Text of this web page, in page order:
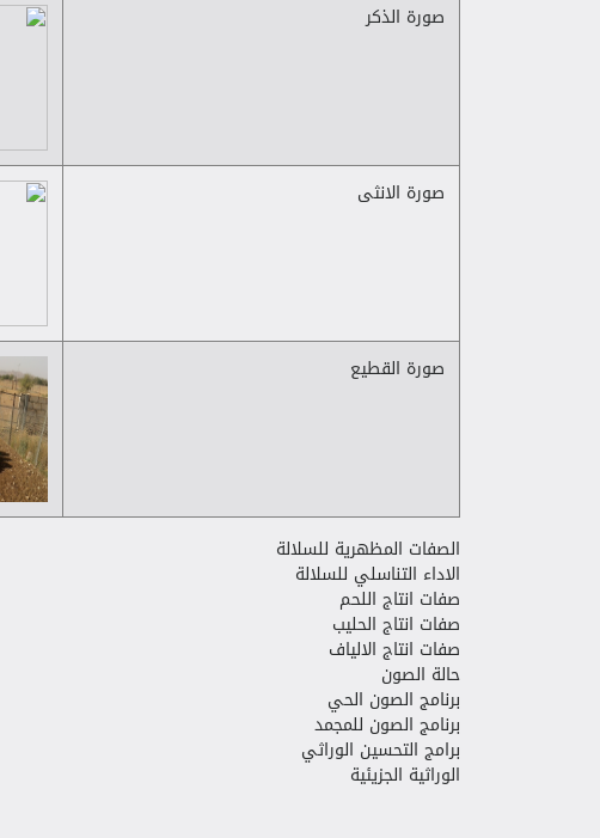
صورة الذكر
صورة الانثى
صورة القطيع
الصفات المظهرية للسلالة
الاداء التناسلي للسلالة
صفات انتاج اللحم
صفات انتاج الحليب
صفات انتاج الالياف
حالة الصون
برنامج الصون الحي
برنامج الصون للمجمد
برامج التحسين الوراثي
الوراثية الجزيئية